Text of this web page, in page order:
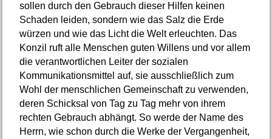
sollen durch den Gebrauch dieser Hilfen keinen
Schaden leiden, sondern wie das Salz die Erde
würzen und wie das Licht die Welt erleuchten. Das
Konzil ruft alle Menschen guten Willens und vor allem
die verantwortlichen Leiter der sozialen
Kommunikationsmittel auf, sie ausschließlich zum
Wohl der menschlichen Gemeinschaft zu verwenden,
deren Schicksal von Tag zu Tag mehr von ihrem
rechten Gebrauch abhängt. So werde der Name des
Herrn, wie schon durch die Werke der Vergangenheit,